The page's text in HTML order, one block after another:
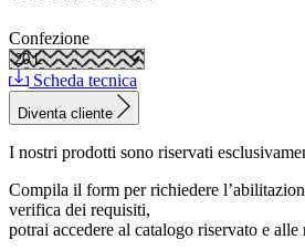
Confezione
Scheda tecnica
Diventa cliente
I nostri prodotti sono riservati
Compila il form per richiedere
verifica dei requisiti,
potrai accedere al catalogo riservato e alle